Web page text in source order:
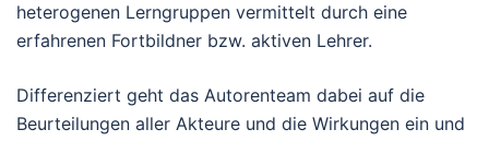
heterogenen Lerngruppen vermittelt durch eine
erfahrenen Fortbildner bzw. aktiven Lehrer.
Differenziert geht das Autorenteam dabei auf die
Beurteilungen aller Akteure und die Wirkungen ein und